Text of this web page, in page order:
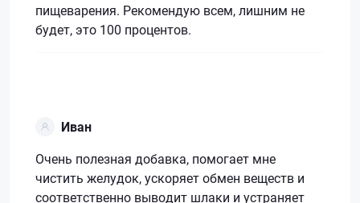
пищеварения. Рекомендую всем, лишним не
будет, это 100 процентов.
Иван
Очень полезная добавка, помогает мне
чистить желудок, ускоряет обмен веществ и
соответственно выводит шлаки и устраняет